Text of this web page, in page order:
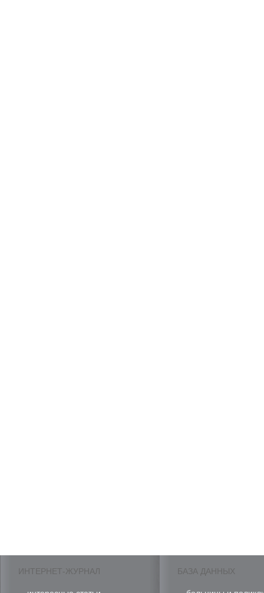
ИНТЕРНЕТ-ЖУРНАЛ БАЗА ДАННЫХ